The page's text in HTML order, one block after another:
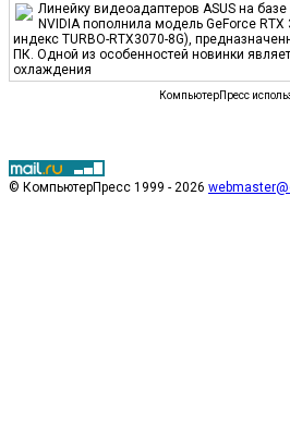
Линейку видеоадаптеров ASUS на
NVIDIA пополнила модель GeForce
индекс TURBO-RTX3070-8G),
ПК. Одной из особенностей новинки
охлаждения
КомпьютерПресс
© КомпьютерПресс 1999 - 2026